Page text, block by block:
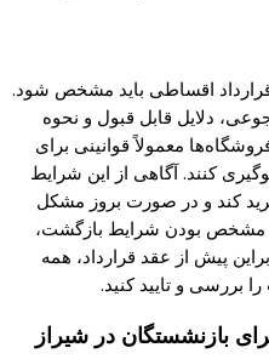
اقساطی باید مشخص شود.
دلایل قابل قبول و نحوه
معمولاً قوانینی برای
کنند. آگاهی از این شرایط
کند و در صورت بروز مشکل
مشخص بودن شرایط بازگشت،
پیش از عقد قرارداد، همه
بررسی و تایید کنید.
بازنشستگان در شیراز